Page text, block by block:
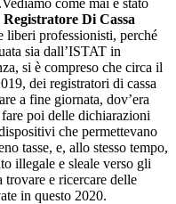
Registratore Di Cassa
liberi professionisti, perché
sia dall’ISTAT in
si è compreso che circa il
dei registratori di cassa
a fine giornata, dov’era
poi delle dichiarazioni
che permettevano
tasse, e, allo stesso tempo,
illegale e sleale verso gli
e ricercare delle
in questo 2020.